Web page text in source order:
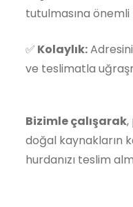
tutulmasına önemli
✅ Kolaylık:
ve teslimatla
Bizimle çalışarak,
doğal kaynakların
hurdanızı teslim